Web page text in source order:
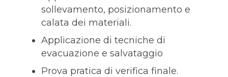
sollevamento, posizionamento e
calata dei materiali.
Applicazione di tecniche di
evacuazione e salvataggio
Prova pratica di verifica finale.